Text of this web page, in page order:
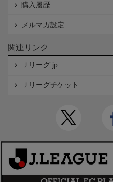
購入履歴
メルマガ設定
関連リンク
Ｊリーグ.jp
Ｊリーグチケット